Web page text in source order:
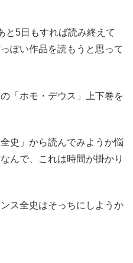
と5日もすれば読み終えて
ぽい作品を読もうと思って
「ホモ・デウス」上下巻を
史」から読んでみようか悩
んで、これは時間が掛かり
ス全史はそっちにしようか